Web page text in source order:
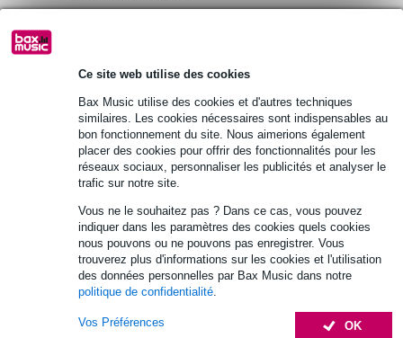
Ce site web utilise des cookies
Bax Music utilise des cookies et d'autres techniques
similaires. Les cookies nécessaires sont indispensables au
bon fonctionnement du site. Nous aimerions également
placer des cookies pour offrir des fonctionnalités pour les
réseaux sociaux, personnaliser les publicités et analyser le
trafic sur notre site.
Vous ne le souhaitez pas ? Dans ce cas, vous pouvez
indiquer dans les paramètres des cookies quels cookies
nous pouvons ou ne pouvons pas enregistrer. Vous
trouverez plus d'informations sur les cookies et l'utilisation
des données personnelles par Bax Music dans notre
politique de confidentialité
OK
Vos Préférences
Informations
LD Systems CURV 500 D SAT
compatible avec la série LD Systems CURV 500
Afficher toutes les caractéristiques du produit
Autres variantes (1)